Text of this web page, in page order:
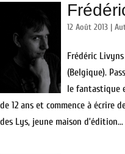
12 Août 2013 |
Frédéric
(Belgique).
le fantastique
de 12 ans et commence à écrire
des Lys, jeune maison d’édition...